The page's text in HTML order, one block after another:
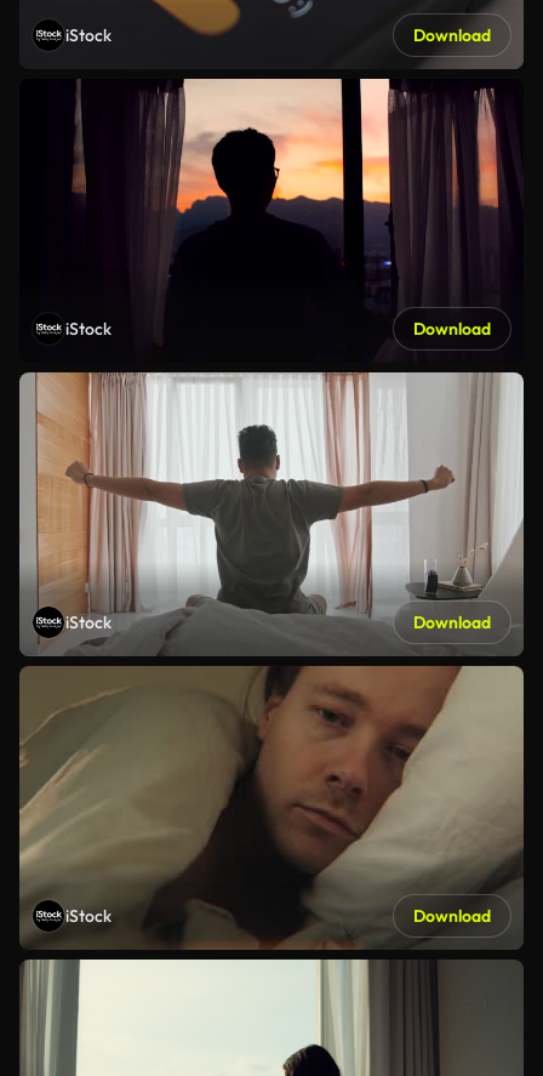
iStock Download
iStock Download
iStock Download
iStock Download